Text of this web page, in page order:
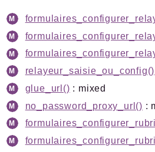
relayeur_saisie_ou_config()
glue_url() : mixed
no_password_proxy_url() :